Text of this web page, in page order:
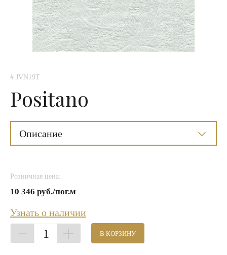
# JVN19T
Positano
Описание
Розничная цена:
10 346 руб./пог.м
Узнать о наличии
1 В КОРЗИНУ